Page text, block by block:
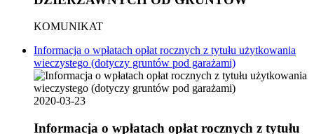
KOMUNIKAT
Informacja o wpłatach opłat rocznych z tytułu użytkowania
wieczystego (dotyczy gruntów pod garażami)
2020-03-23
Informacja o wpłatach opłat rocznych z tytułu